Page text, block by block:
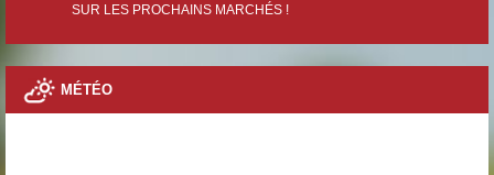
SUR LES PROCHAINS MARCHÉS !
MÉTÉO